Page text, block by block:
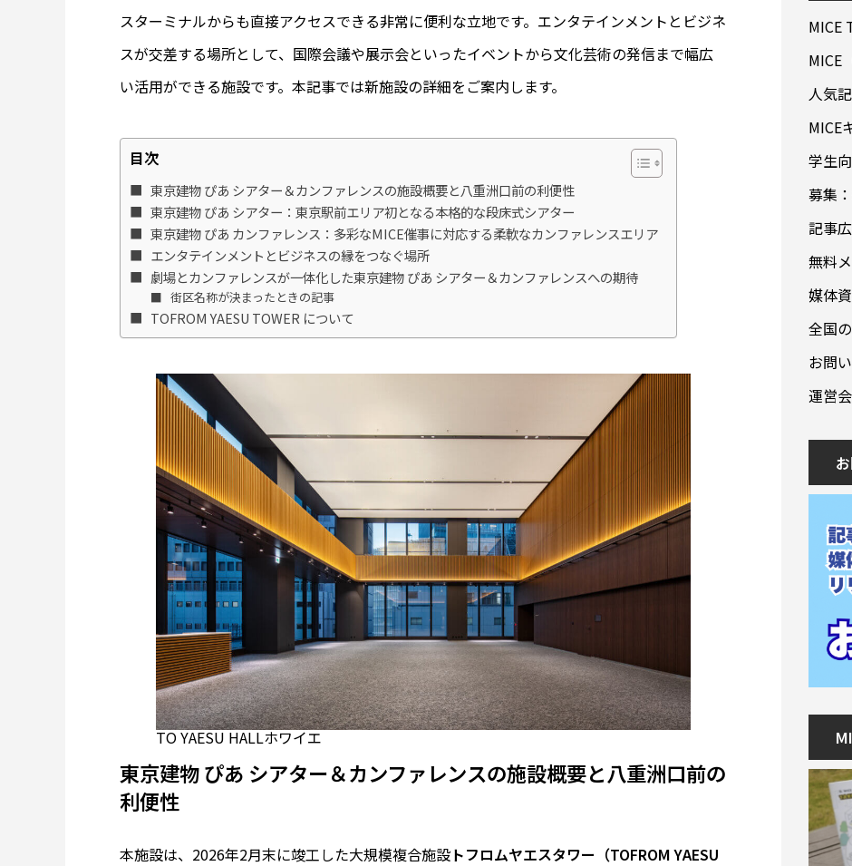
スターミナルからも直接アクセスできる非常に便利な立地です。エンタテインメントとビジネ
スが交差する場所として、国際会議や展示会といったイベントから文化芸術の発信まで幅広
い活用ができる施設です。本記事では新施設の詳細をご案内します。
目次
東京建物 ぴあ シアター＆カンファレンスの施設概要と八重洲口前の利便性
東京建物 ぴあ シアター：東京駅前エリア初となる本格的な段床式シアター
東京建物 ぴあ カンファレンス：多彩なMICE催事に対応する柔軟なカンファレンスエリア
エンタテインメントとビジネスの縁をつなぐ場所
劇場とカンファレンスが一体化した東京建物 ぴあ シアター＆カンファレンスへの期待
街区名称が決まったときの記事
TOFROM YAESU TOWER について
TO YAESU HALLホワイエ
東京建物 ぴあ シアター＆カンファレンスの施設概要と八重洲口前の
利便性
本施設は、2026年2月末に竣工した大規模複合施設トフロムヤエスタワー（TOFROM YAESU
MICE
MICE
人気
MICE
学生
募集
記事
無料
媒体
全国
お問
運営